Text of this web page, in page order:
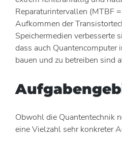
Reparaturintervallen (MTBF
Aufkommen der
Speichermedien verbesserte
dass auch Quantencomputer
bauen und zu betreiben sind
Obwohl die Quantentechnik
eine Vielzahl sehr konkreter